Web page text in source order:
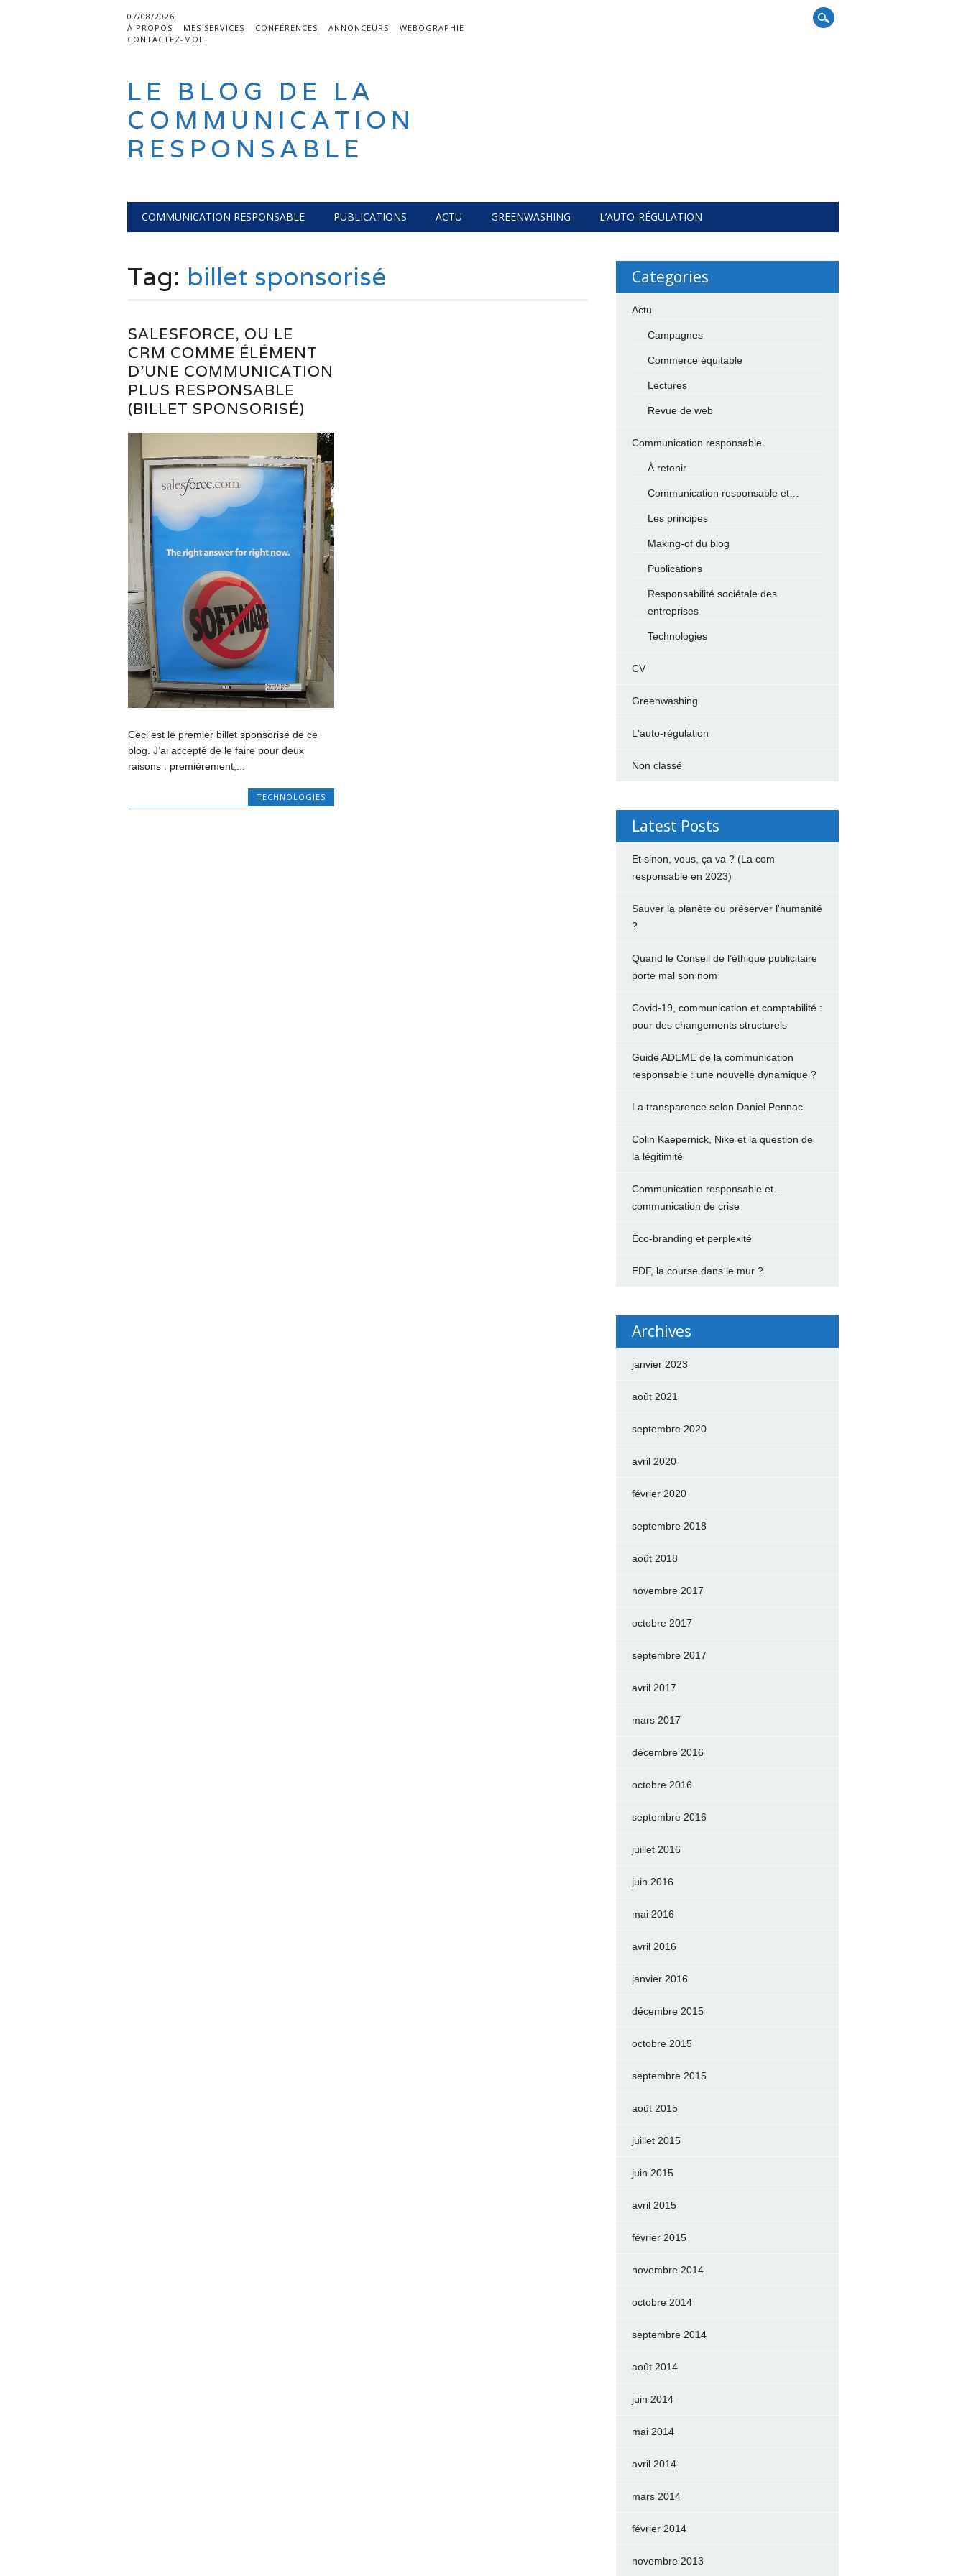
07/08/2026
À PROPOS
MES SERVICES CONFÉRENCES ANNONCEURS
WEBOGRAPHIE
CONTACTEZ-MOI !
LE BLOG DE LA
COMMUNICATION
RESPONSABLE
Main menu
COMMUNICATION RESPONSABLE PUBLICATIONS ACTU GREENWASHING L’AUTO-RÉGULATION
Tag: billet sponsorisé
SALESFORCE, OU LE
CRM COMME ÉLÉMENT
D’UNE COMMUNICATION
PLUS RESPONSABLE
(BILLET SPONSORISÉ)
Ceci est le premier billet sponsorisé de ce
blog. J’ai accepté de le faire pour deux
raisons : premièrement,...
TECHNOLOGIES
Categories
Actu
Campagnes
Commerce équitable
Lectures
Revue de web
Communication responsable
À retenir
Communication responsable et…
Les principes
Making-of du blog
Publications
Responsabilité sociétale des
entreprises
Technologies
CV
Greenwashing
L'auto-régulation
Non classé
Latest Posts
Et sinon, vous, ça va ? (La com
responsable en 2023)
Sauver la planète ou préserver l'humanité
?
Quand le Conseil de l’éthique publicitaire
porte mal son nom
Covid-19, communication et comptabilité :
pour des changements structurels
Guide ADEME de la communication
responsable : une nouvelle dynamique ?
La transparence selon Daniel Pennac
Colin Kaepernick, Nike et la question de
la légitimité
Communication responsable et...
communication de crise
Éco-branding et perplexité
EDF, la course dans le mur ?
Archives
janvier 2023
août 2021
septembre 2020
avril 2020
février 2020
septembre 2018
août 2018
novembre 2017
octobre 2017
septembre 2017
avril 2017
mars 2017
décembre 2016
octobre 2016
septembre 2016
juillet 2016
juin 2016
mai 2016
avril 2016
janvier 2016
décembre 2015
octobre 2015
septembre 2015
août 2015
juillet 2015
juin 2015
avril 2015
février 2015
novembre 2014
octobre 2014
septembre 2014
août 2014
juin 2014
mai 2014
avril 2014
mars 2014
février 2014
novembre 2013